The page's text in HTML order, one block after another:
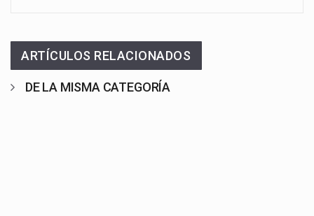
ARTÍCULOS RELACIONADOS
DE LA MISMA CATEGORÍA